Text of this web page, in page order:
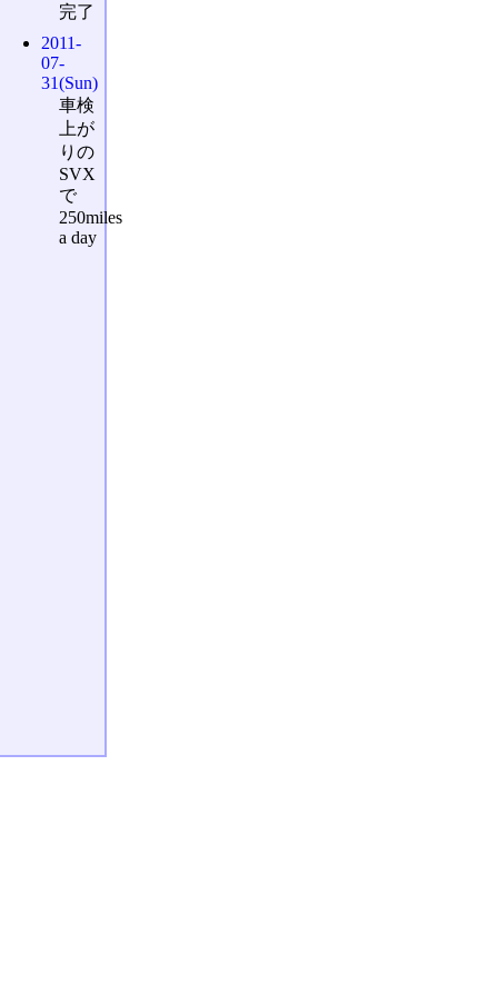
完了
2011-
07-
31(Sun)
車検
上が
りの
SVX
で
250miles
a day